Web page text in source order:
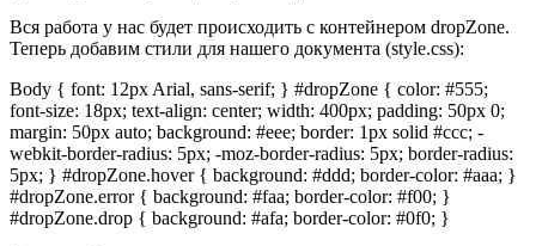
Вся работа у нас будет происходить с контейнером dropZone.
Теперь добавим стили для нашего документа (style.css):
Body { font: 12px Arial, sans-serif; } #dropZone { color: #555;
font-size: 18px; text-align: center; width: 400px; padding: 50px 0;
margin: 50px auto; background: #eee; border: 1px solid #ccc; -
webkit-border-radius: 5px; -moz-border-radius: 5px; border-radius:
5px; } #dropZone.hover { background: #ddd; border-color: #aaa; }
#dropZone.error { background: #faa; border-color: #f00; }
#dropZone.drop { background: #afa; border-color: #0f0; }